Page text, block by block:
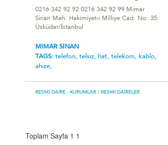
0216 342 92 92 0216 342 92 99 Mimar
Sinan Mah. Hakimiyet-i Milliye Cad. No: 35
Üsküdar/İstanbul
MIMAR SINAN
TAGS: telefon, telsiz, hat, telekom, kablo,
ahize,
RESMI DAIRE - KURUMLAR / RESMI DAIRELER
Toplam Sayfa 1 1